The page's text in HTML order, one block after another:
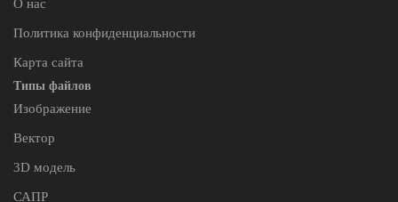
О нас
Политика конфиденциальности
Карта сайта
Типы файлов
Изображение
Вектор
3D модель
САПР